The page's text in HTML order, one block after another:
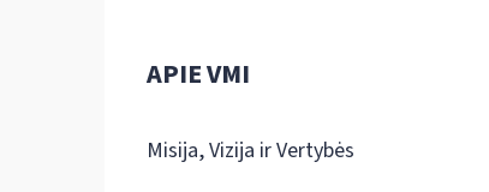
APIE VMI
Misija, Vizija ir Vertybės